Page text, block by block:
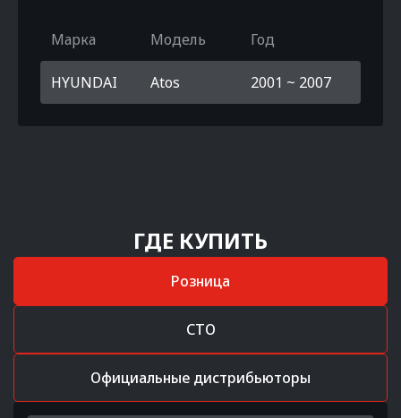
Марка Модель Год
HYUNDAI Atos 2001 ~ 2007
ГДЕ КУПИТЬ
Розница
СТО
Официальные дистрибьюторы